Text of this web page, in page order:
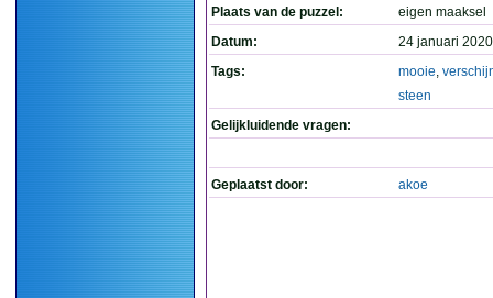
Plaats van de puzzel:
eigen maaksel
Datum:
24 januari
Tags:
mooie,
steen
Gelijkluidende vragen:
Geplaatst door: akoe